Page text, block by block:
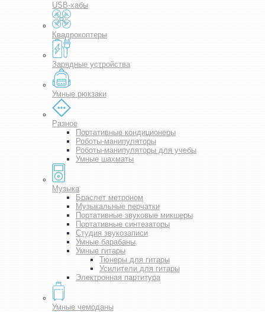
USB-хабы
Квадрокоптеры
Зарядные устройства
Умные рюкзаки
Разное
Портативные кондиционеры
Роботы-манипуляторы
Роботы-манипуляторы для учебы
Умные шахматы
Музыка
Браслет метроном
Музыкальные перчатки
Портативные звуковые микшеры
Портативные синтезаторы
Студия звукозаписи
Умные барабаны
Умные гитары
Тюнеры для гитары
Усилители для гитары
Электронная партитура
Умные чемоданы